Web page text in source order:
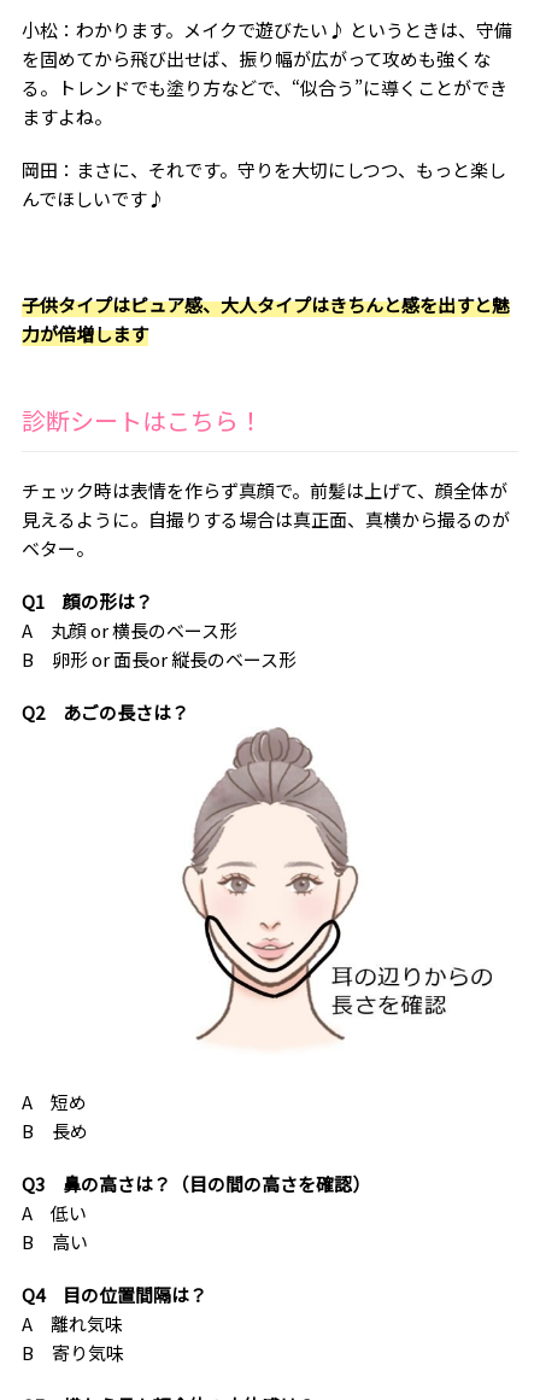
小松：わかります。メイクで遊びたい♪ というときは、守備
を固めてから飛び出せば、振り幅が広がって攻めも強くな
る。トレンドでも塗り方などで、“似合う”に導くことができ
ますよね。
岡田：まさに、それです。守りを大切にしつつ、もっと楽し
んでほしいです♪
子供タイプはピュア感、大人タイプはきちんと感を出すと魅
力が倍増します
診断シートはこちら！
チェック時は表情を作らず真顔で。前髪は上げて、顔全体が
見えるように。自撮りする場合は真正面、真横から撮るのが
ベター。
Q1 顔の形は？
A 丸顔 or 横長のベース形
B 卵形 or 面長or 縦長のベース形
Q2 あごの長さは？
A 短め
B 長め
Q3 鼻の高さは？（目の間の高さを確認）
A 低い
B 高い
Q4 目の位置間隔は？
A 離れ気味
B 寄り気味